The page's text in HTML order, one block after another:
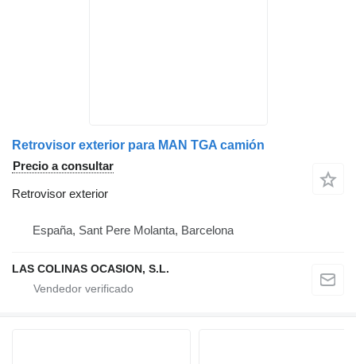
Retrovisor exterior para MAN TGA camión
Precio a consultar
Retrovisor exterior
España, Sant Pere Molanta, Barcelona
LAS COLINAS OCASION, S.L.